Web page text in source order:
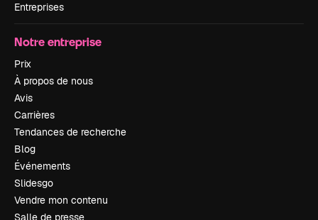
Entreprises
Notre entreprise
Prix
À propos de nous
Avis
Carrières
Tendances de recherche
Blog
Événements
Slidesgo
Vendre mon contenu
Salle de presse